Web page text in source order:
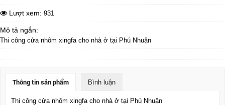
Lượt xem: 931
Mô tả ngắn:
Thi công cửa nhôm xingfa cho nhà ở tại Phú Nhuận
Thông tin sản phẩm Bình luận
Thi công cửa nhôm xingfa cho nhà ở tại Phú Nhuận